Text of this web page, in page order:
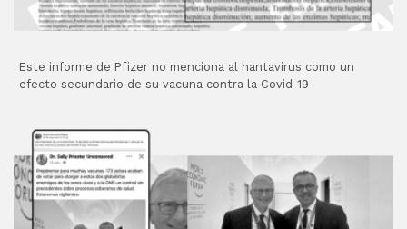
Este informe de Pfizer no menciona al hantavirus como un
efecto secundario de su vacuna contra la Covid-19